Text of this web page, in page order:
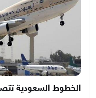
الخطوط السعودية